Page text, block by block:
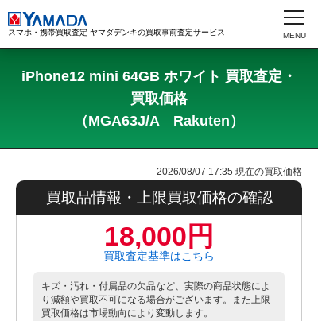
スマホ・携帯買取査定 ヤマダデンキの買取事前査定サービス
iPhone12 mini 64GB ホワイト 買取査定・
買取価格
（MGA63J/A Rakuten）
2026/08/07 17:35 現在の買取価格
買取品情報・上限買取価格の確認
18,000円
買取査定基準はこちら
キズ・汚れ・付属品の欠品など、実際の商品状態によ
り減額や買取不可になる場合がございます。また上限
買取価格は市場動向により変動します。